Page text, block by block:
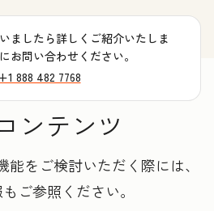
ましたら詳しくご紹介いたしま
お問い合わせください。
888 482 7768
ンテンツ
をご検討いただく際には、
ご参照ください。